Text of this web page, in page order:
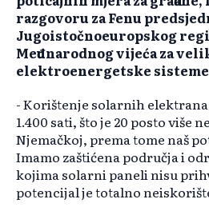
razgovoru za Fenu
Jugoistočnoeuropskog
Međunarodnog vijeća za
elektroenergetske sisteme
- Korištenje solarnih elektrana
1.400 sati, što je 20 posto više
Njemačkoj, prema tome naš
Imamo zaštićena područja i
kojima solarni paneli nisu
potencijal je totalno